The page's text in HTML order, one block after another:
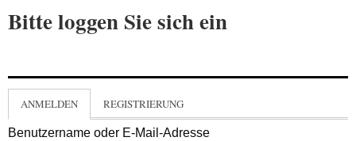
Bitte loggen Sie sich ein
ANMELDEN REGISTRIERUNG
Benutzername oder E-Mail-Adresse